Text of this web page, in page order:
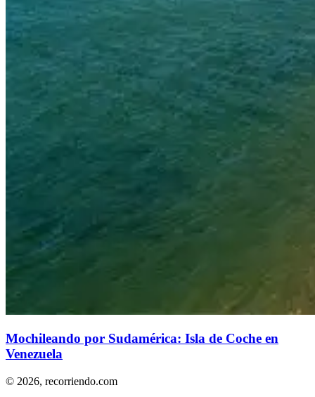
Mochileando por Sudamérica: Isla de Coche en
Venezuela
© 2026, recorriendo.com